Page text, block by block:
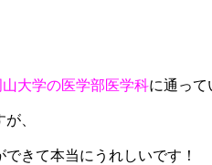
山大学の医学部医学科に通って
、
きて本当にうれしいです！